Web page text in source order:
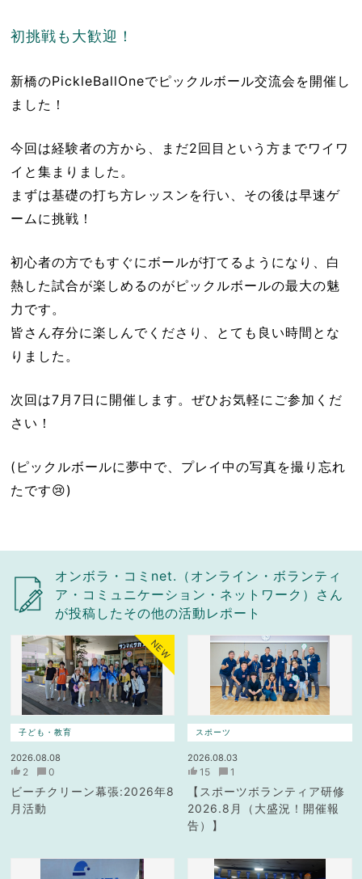
初挑戦も大歓迎！
新橋のPickleBallOneでピックルボール交流会を開催し
ました！
今回は経験者の方から、まだ2回目という方までワイワ
イと集まりました。
まずは基礎の打ち方レッスンを行い、その後は早速ゲ
ームに挑戦！
初心者の方でもすぐにボールが打てるようになり、白
熱した試合が楽しめるのがピックルボールの最大の魅
力です。
皆さん存分に楽しんでくださり、とても良い時間とな
りました。
次回は7月7日に開催します。ぜひお気軽にご参加くだ
さい！
(ピックルボールに夢中で、プレイ中の写真を撮り忘れ
たです😢)
オンボラ・コミnet.（オンライン・ボランティ
ア・コミュニケーション・ネットワーク）さん
が投稿したその他の活動レポート
NEW
子ども・教育
2026.08.08
2 0
ビーチクリーン幕張:2026年8
月活動
スポーツ
2026.08.03
15 1
【スポーツボランティア研修
2026.8月（大盛況！開催報
告）】